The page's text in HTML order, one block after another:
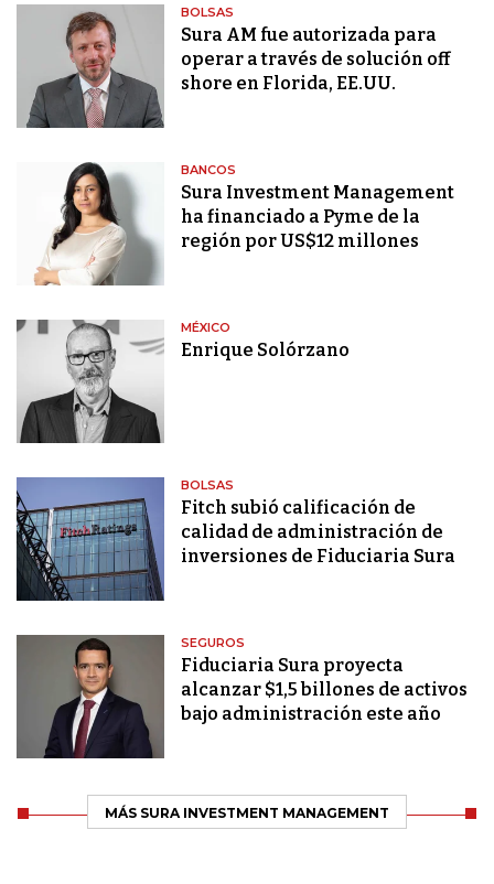
BOLSAS
Sura AM fue autorizada para
operar a través de solución off
shore en Florida, EE.UU.
BANCOS
Sura Investment Management
ha financiado a Pyme de la
región por US$12 millones
MÉXICO
Enrique Solórzano
BOLSAS
Fitch subió calificación de
calidad de administración de
inversiones de Fiduciaria Sura
SEGUROS
Fiduciaria Sura proyecta
alcanzar $1,5 billones de activos
bajo administración este año
MÁS SURA INVESTMENT MANAGEMENT